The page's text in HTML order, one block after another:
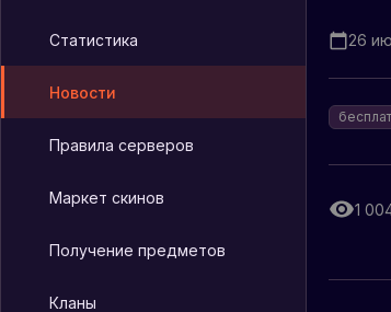
Статистика
Новости
Правила серверов
Маркет скинов
Получение предметов
Кланы
26
1